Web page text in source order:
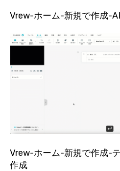
Vrew-ホーム-新規で作成-
Vrew-ホーム-新規で作成-
作成